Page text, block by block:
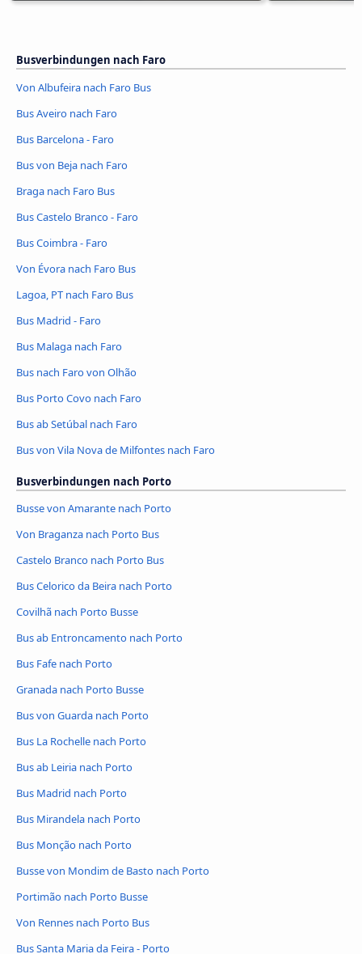
Busverbindungen nach Faro
Von Albufeira nach Faro Bus
Bus Aveiro nach Faro
Bus Barcelona - Faro
Bus von Beja nach Faro
Braga nach Faro Bus
Bus Castelo Branco - Faro
Bus Coimbra - Faro
Von Évora nach Faro Bus
Lagoa, PT nach Faro Bus
Bus Madrid - Faro
Bus Malaga nach Faro
Bus nach Faro von Olhão
Bus Porto Covo nach Faro
Bus ab Setúbal nach Faro
Bus von Vila Nova de Milfontes nach Faro
Busverbindungen nach Porto
Busse von Amarante nach Porto
Von Braganza nach Porto Bus
Castelo Branco nach Porto Bus
Bus Celorico da Beira nach Porto
Covilhã nach Porto Busse
Bus ab Entroncamento nach Porto
Bus Fafe nach Porto
Granada nach Porto Busse
Bus von Guarda nach Porto
Bus La Rochelle nach Porto
Bus ab Leiria nach Porto
Bus Madrid nach Porto
Bus Mirandela nach Porto
Bus Monção nach Porto
Busse von Mondim de Basto nach Porto
Portimão nach Porto Busse
Von Rennes nach Porto Bus
Bus Santa Maria da Feira - Porto